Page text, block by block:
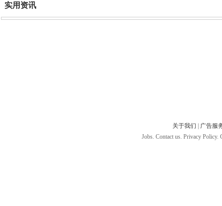
实用资讯
关于我们
广告服
Jobs. Contact us. Privacy